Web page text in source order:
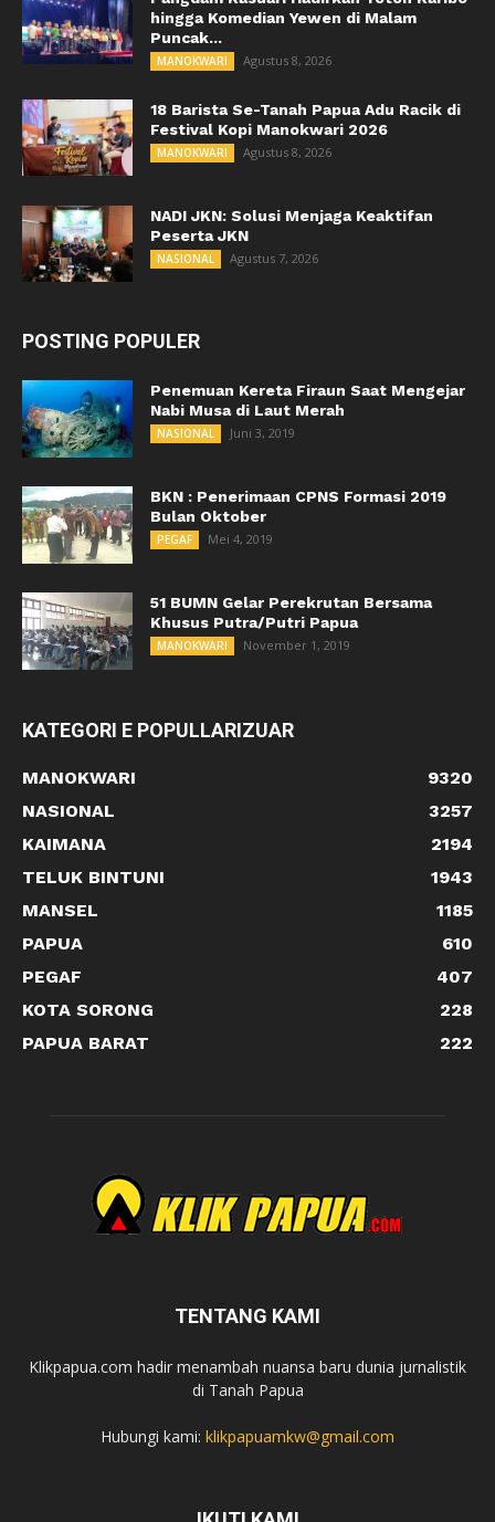
hingga Komedian Yewen di Malam
Puncak...
MANOKWARI Agustus 8, 2026
18 Barista Se-Tanah Papua Adu Racik di
Festival Kopi Manokwari 2026
MANOKWARI Agustus 8, 2026
NADI JKN: Solusi Menjaga Keaktifan
Peserta JKN
NASIONAL Agustus 7, 2026
POSTING POPULER
Penemuan Kereta Firaun Saat Mengejar
Nabi Musa di Laut Merah
NASIONAL Juni 3, 2019
BKN : Penerimaan CPNS Formasi 2019
Bulan Oktober
PEGAF Mei 4, 2019
51 BUMN Gelar Perekrutan Bersama
Khusus Putra/Putri Papua
MANOKWARI November 1, 2019
KATEGORI E POPULLARIZUAR
MANOKWARI
9320
NASIONAL
3257
KAIMANA
2194
TELUK BINTUNI
1943
MANSEL
1185
PAPUA
610
PEGAF
407
KOTA SORONG
228
PAPUA BARAT
222
TENTANG KAMI
Klikpapua.com hadir menambah nuansa baru dunia jurnalistik
di Tanah Papua
Hubungi kami: klikpapuamkw@gmail.com